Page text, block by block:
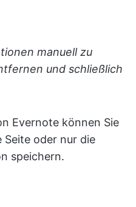
manuell zu
und schließlich
Evernote können Sie
Seite oder nur die
speichern.